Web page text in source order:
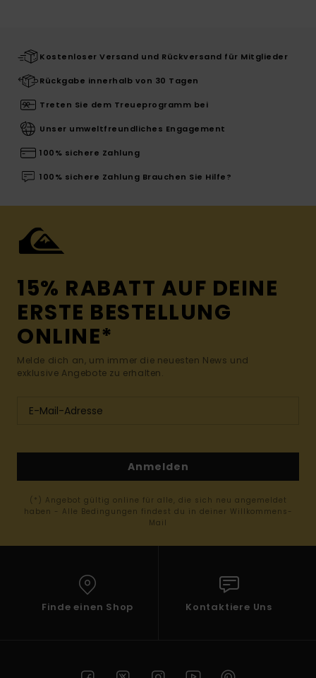
Kostenloser Versand und Rückversand für Mitglieder
Rückgabe innerhalb von 30 Tagen
Treten Sie dem Treueprogramm bei
Unser umweltfreundliches Engagement
100% sichere Zahlung
100% sichere Zahlung Brauchen Sie Hilfe?
15% RABATT AUF DEINE
ERSTE BESTELLUNG
ONLINE*
Melde dich an, um immer die neuesten News und
exklusive Angebote zu erhalten.
Anmelden
(*) Angebot gültig online für alle, die sich neu angemeldet
haben - Alle Bedingungen findest du in deiner Willkommens-
Mail
Finde einen Shop Kontaktiere Uns